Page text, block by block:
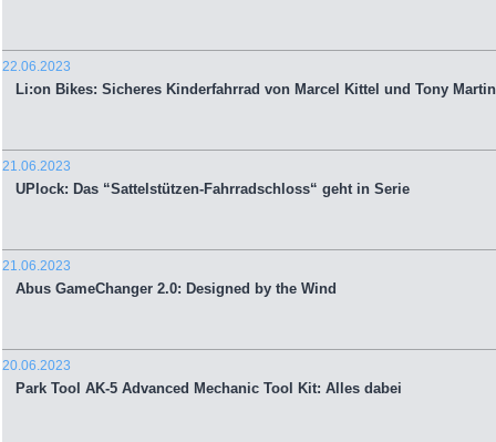
22.06.2023
Li:on Bikes: Sicheres Kinderfahrrad von Marcel Kittel und Tony Martin
21.06.2023
UPlock: Das “Sattelstützen-Fahrradschloss“ geht in Serie
21.06.2023
Abus GameChanger 2.0: Designed by the Wind
20.06.2023
Park Tool AK-5 Advanced Mechanic Tool Kit: Alles dabei